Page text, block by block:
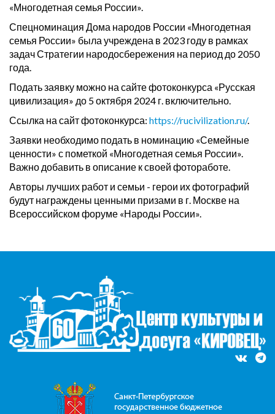
«Многодетная семья России».
Спецноминация Дома народов России «Многодетная
семья России» была учреждена в 2023 году в рамках
задач Стратегии народосбережения на период до 2050
года.
Подать заявку можно на сайте фотоконкурса «Русская
цивилизация» до 5 октября 2024 г. включительно.
Ссылка на сайт фотоконкурса: https://rucivilization.ru/.
Заявки необходимо подать в номинацию «Семейные
ценности» с пометкой «Многодетная семья России».
Важно добавить в описание к своей фотоработе.
Авторы лучших работ и семьи - герои их фотографий
будут награждены ценными призами в г. Москве на
Всероссийском форуме «Народы России».